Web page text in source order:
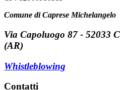
Comune di Caprese Michelangelo
Via Capoluogo 87 - 52033
(AR)
Whistleblowing
Contatti